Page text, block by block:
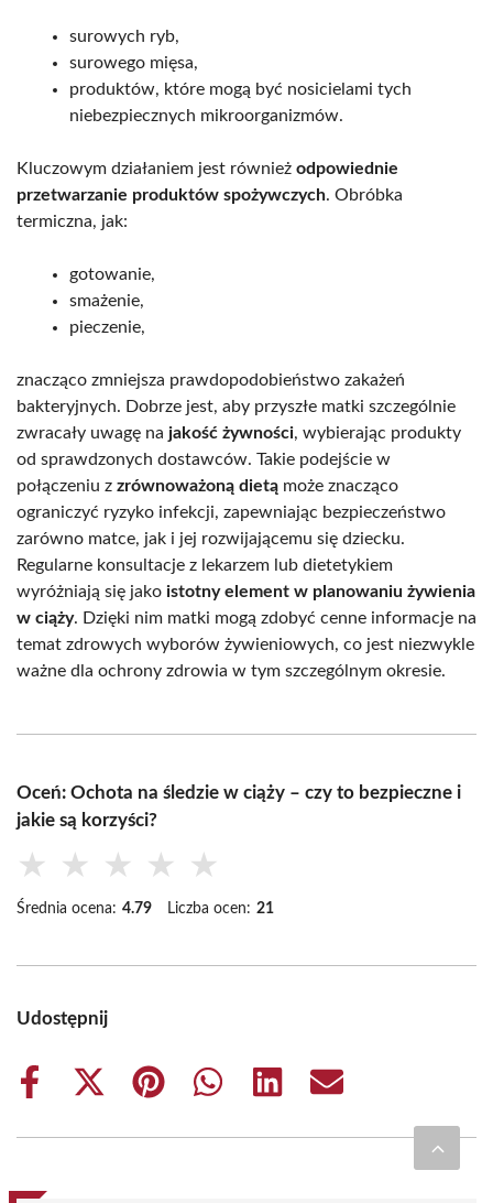
surowych ryb,
surowego mięsa,
produktów, które mogą być nosicielami tych
niebezpiecznych mikroorganizmów.
Kluczowym działaniem jest również odpowiednie
przetwarzanie produktów spożywczych. Obróbka
termiczna, jak:
gotowanie,
smażenie,
pieczenie,
znacząco zmniejsza prawdopodobieństwo zakażeń
bakteryjnych. Dobrze jest, aby przyszłe matki szczególnie
zwracały uwagę na jakość żywności, wybierając produkty
od sprawdzonych dostawców. Takie podejście w
połączeniu z zrównoważoną dietą może znacząco
ograniczyć ryzyko infekcji, zapewniając bezpieczeństwo
zarówno matce, jak i jej rozwijającemu się dziecku.
Regularne konsultacje z lekarzem lub dietetykiem
wyróżniają się jako istotny element w planowaniu żywienia
w ciąży. Dzięki nim matki mogą zdobyć cenne informacje na
temat zdrowych wyborów żywieniowych, co jest niezwykle
ważne dla ochrony zdrowia w tym szczególnym okresie.
Oceń: Ochota na śledzie w ciąży – czy to bezpieczne i
jakie są korzyści?
★ ★ ★ ★ ★
Średnia ocena: 4.79 Liczba ocen: 21
Udostępnij
Share
Share
(Twitter)
Share
Share
Share
Share